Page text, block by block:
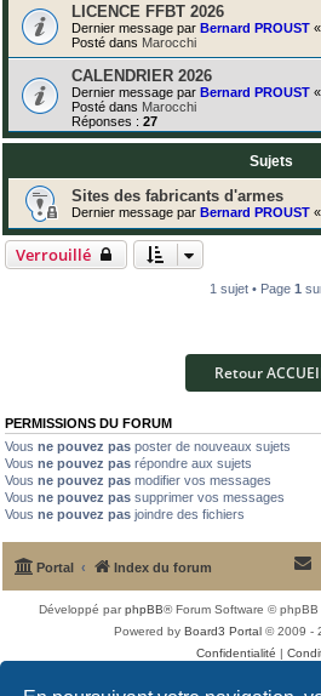
LICENCE FFBT 2026
Dernier message par Bernard PROUST «
Posté dans Marocchi
CALENDRIER 2026
Dernier message par Bernard PROUST «
Posté dans Marocchi
Réponses : 27
Sujets
Sites des fabricants d'armes
Dernier message par Bernard PROUST «
Verrouillé
1 sujet • Page 1
Retour
PERMISSIONS DU FORUM
Vous ne pouvez pas poster de nouveaux sujets
Vous ne pouvez pas répondre aux sujets
Vous ne pouvez pas modifier vos messages
Vous ne pouvez pas supprimer vos messages
Vous ne pouvez pas joindre des fichiers
Portal Index du forum
Développé parphpBB® Forum Software © phpBB
Powered by Board3 Portal© 2009 -
Confidentialité |